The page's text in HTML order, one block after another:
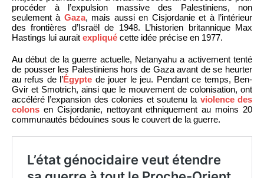
procéder à l’expulsion massive des Palestiniens, non
seulement à Gaza, mais aussi en Cisjordanie et à l’intérieur
des frontières d’Israël de 1948. L’historien britannique Max
Hastings lui aurait expliqué cette idée précise en 1977.
Au début de la guerre actuelle, Netanyahu a activement tenté
de pousser les Palestiniens hors de Gaza avant de se heurter
au refus de l’Égypte de jouer le jeu. Pendant ce temps, Ben-
Gvir et Smotrich, ainsi que le mouvement de colonisation, ont
accéléré l’expansion des colonies et soutenu la violence des
colons en Cisjordanie, nettoyant ethniquement au moins 20
communautés bédouines sous le couvert de la guerre.